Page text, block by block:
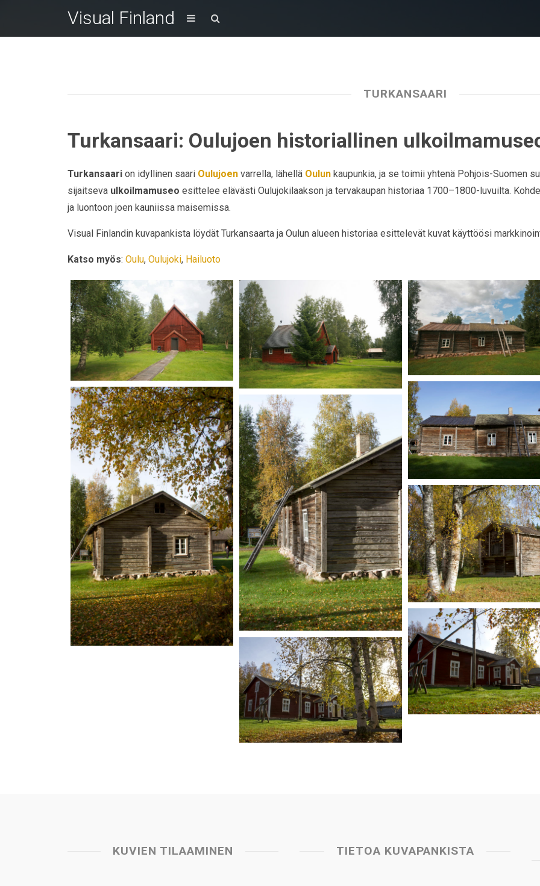
Visual Finland
TURKANSAARI
Turkansaari: Oulujoen historiallinen
Turkansaari on idyllinen saari Oulujoen varrella, lähellä Oulun kaupunkia, ja se toimii yhtenä Pohjois-Suomen
sijaitseva ulkoilmamuseo esittelee elävästi Oulujokilaakson ja tervakaupan historiaa 1700–1800-luvuilta.
ja luontoon joen kauniissa maisemissa.
Visual Finlandin kuvapankista löydät Turkansaarta ja Oulun alueen historiaa esittelevät kuvat käyttöösi
Katso myös: Oulu, Oulujoki, Hailuoto
KUVIEN TILAAMINEN TIETOA KUVAPANKISTA